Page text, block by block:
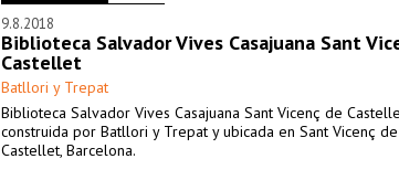
9.8.2018
Biblioteca Salvador Vives Casajuana Sant
Castellet
Batllori y Trepat
Biblioteca Salvador Vives Casajuana Sant Vicenç de
construida por Batllori y Trepat y ubicada en Sant Vicenç de
Castellet, Barcelona.